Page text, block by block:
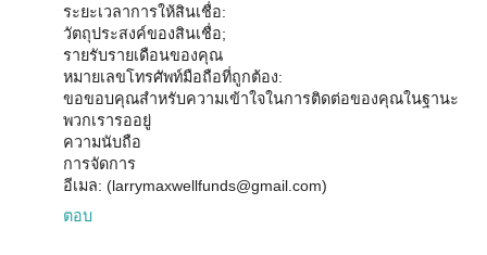
ระยะเวลาการให้สินเชื่อ:
วัตถุประสงค์ของสินเชื่อ;
รายรับรายเดือนของคุณ
หมายเลขโทรศัพท์มือถือที่ถูกต้อง:
ขอขอบคุณสำหรับความเข้าใจในการติดต่อของคุณในฐานะ
พวกเรารออยู่
ความนับถือ
การจัดการ
อีเมล: (larrymaxwellfunds@gmail.com)
ตอบ